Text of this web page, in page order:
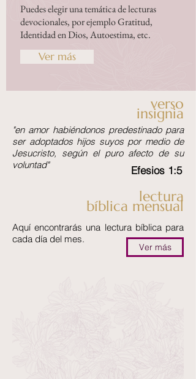
Puedes elegir una temática de lecturas
devocionales, por ejemplo Gratitud,
Identidad en Dios, Autoestima, etc.
Ver más
verso
insignia
"en amor habiéndonos predestinado para
ser adoptados hijos suyos por medio de
Jesucristo, según el puro afecto de su
voluntad"
Efesios 1:5
lectura
bíblica mensual
Ver más
Aquí encontrarás una lectura bíblica para
cada día del mes.